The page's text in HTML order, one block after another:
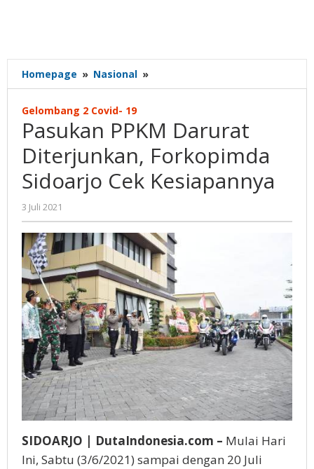
Homepage » Nasional »
PPKM
Forkopimda
Sidoarjo
Cek
Kesiapannya
Gelombang 2 Covid- 19
Pasukan PPKM Darurat
Diterjunkan, Forkopimda
Sidoarjo Cek Kesiapannya
3 Juli 2021
Gatot
Susanto
SIDOARJO | DutaIndonesia.com – Mulai Hari
Ini, Sabtu (3/6/2021) sampai dengan 20 Juli